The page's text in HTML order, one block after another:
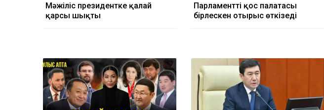
Мәжіліс президентке қалай
қарсы шықты
Парламенттің қос палатасы
бірлескен отырыс өткізеді